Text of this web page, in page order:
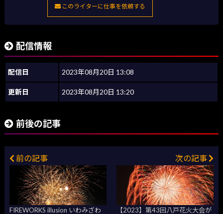
このライターに仕事を依頼する
配信情報
配信日 2023年08月20日 13:08
更新日 2023年08月20日 13:20
前後の記事
前の記事
FIREWORKS illusion いわみざわ
次の記事
【2023】第43回八戸花火大会が